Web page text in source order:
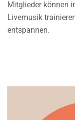
Mitglieder können
Livemusik
entspannen.